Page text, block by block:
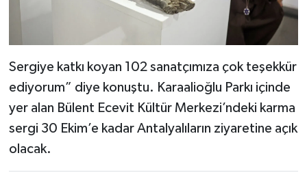
Sergiye katkı koyan 102 sanatçımıza çok teşekkür
ediyorum” diye konuştu. Karaalioğlu Parkı içinde
yer alan Bülent Ecevit Kültür Merkezi’ndeki karma
sergi 30 Ekim’e kadar Antalyalıların ziyaretine açık
olacak.